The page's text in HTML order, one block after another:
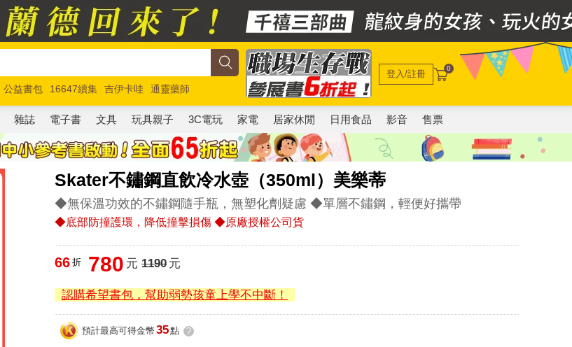
公益書包 16647續集 吉伊卡哇
通靈藥師
馬斯克 玩具總動員5 超慢跑
登入/註冊 0
雜誌 電子書 文具 玩具親子 3C電玩 家電 居家休閒 日用食品 影音 售票
Skater不鏽鋼直飲冷水壺（350ml）美樂蒂
◆無保溫功效的不鏽鋼隨手瓶，無塑化劑疑慮 ◆單層不鏽鋼，輕便好攜帶
◆底部防撞護環，降低撞擊損傷 ◆原廠授權公司貨
66 折 780 元 1190元
認購希望書包，幫助弱勢孩童上學不中斷！
預計最高可得金幣 35點 ?